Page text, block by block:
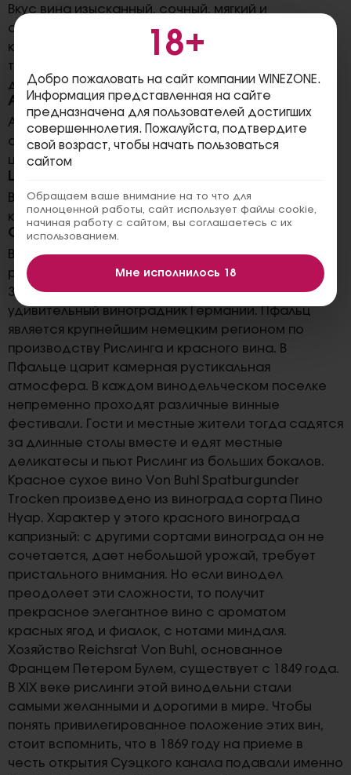
Вкус вина изысканный, сочный, мягкий и
сбалансированный, обладает низкой
кислотностью, сладкими фруктовыми нотками,
травяными оттенками и нюансами дубовой
древесины. Послевкусие продолжительное.
Аромат
Ароматический букет вина наполнен тонами
спелых черных плодов, оттенками патоки и
цветочными нюансами.
Цвет
Вино среднего по насыщенности малиново-
красного цвета.
Сочетания
Вино можно употреблять в сочетании с мясным
рулетом, жареной курицей, пастой и пиццей.
Залитый солнцем Пфальц – самый большой и
удивительный виноградник Германии. Пфальц
является крупнейшим немецким регионом по
производству Рислинга и красного вина. В
Пфальце царит камерная рустикальная
атмосфера. В каждом винодельческом поселке
непременно проходят различные винные
фестивали. Гости и местные жители тогда садятся
за длинные столы вместе и едят местные
деликатесы и пьют Рислинг из больших бокалов.
Красное сухое вино Von Buhl Spatburgunder
Trocken произведено из винограда сорта Пино
Нуар. Характер у этого красного винограда
капризный: с другими сортами винограда он не
сочетается, дает небольшой урожай, требует
пристального внимания. Но если винодел
преодолеет эти сложности, то получит
прекрасное элегантное вино с ароматом
красных ягод и фиалок, с нотами миндаля.
Хозяйство Reichsrat Von Buhl, основанное
Францем Петером Булем, существует с 1849 года.
В XIX веке рислинги этой винодельни стали
самыми желанными и дорогими в мире. Чтобы
понять привилегированное положение этих вин,
стоит вспомнить, что в 1869 году на приеме в
честь открытия Суэцкого канала подавали именно
18+
Добро пожаловать на сайт компании WINEZONE.
Информация представленная на сайте
предназначена для пользователей достигших
совершеннолетия. Пожалуйста, подтвердите
свой возраст, чтобы начать пользоваться
сайтом
Обращаем ваше внимание на то что для
полноценной работы, сайт использует файлы cookie,
начиная работу с сайтом, вы соглашаетесь с их
использованием.
Мне исполнилось 18